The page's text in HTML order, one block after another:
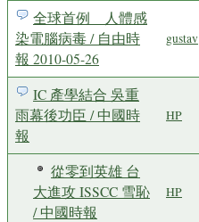
全球首例 人體感
染電腦病毒 / 自由時
報 2010-05-26
gustav
IC 產學結合 吳重
雨幕後功臣 / 中國時
報
HP
從零到英雄 台
大進攻 ISSCC 雪恥
/ 中國時報
HP